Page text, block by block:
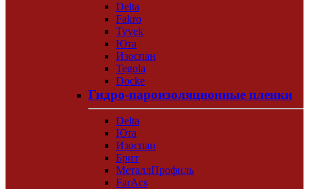
Delta
Fakro
Tyvek
Юта
Изоспан
Tegola
Docke
Гидро-пароизоляционные пленки
Delta
Юта
Изоспан
Брит
МеталлПрофиль
FarAcs